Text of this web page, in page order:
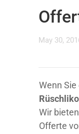
May 30,
Wenn Sie
Wir
Offerte